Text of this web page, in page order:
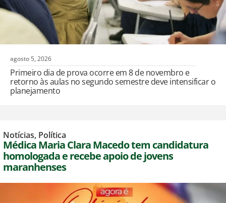
agosto 5, 2026
Primeiro dia de prova ocorre em 8 de novembro e
retorno às aulas no segundo semestre deve intensificar o
planejamento
Notícias, Política
Médica Maria Clara Macedo tem candidatura
homologada e recebe apoio de jovens
maranhenses